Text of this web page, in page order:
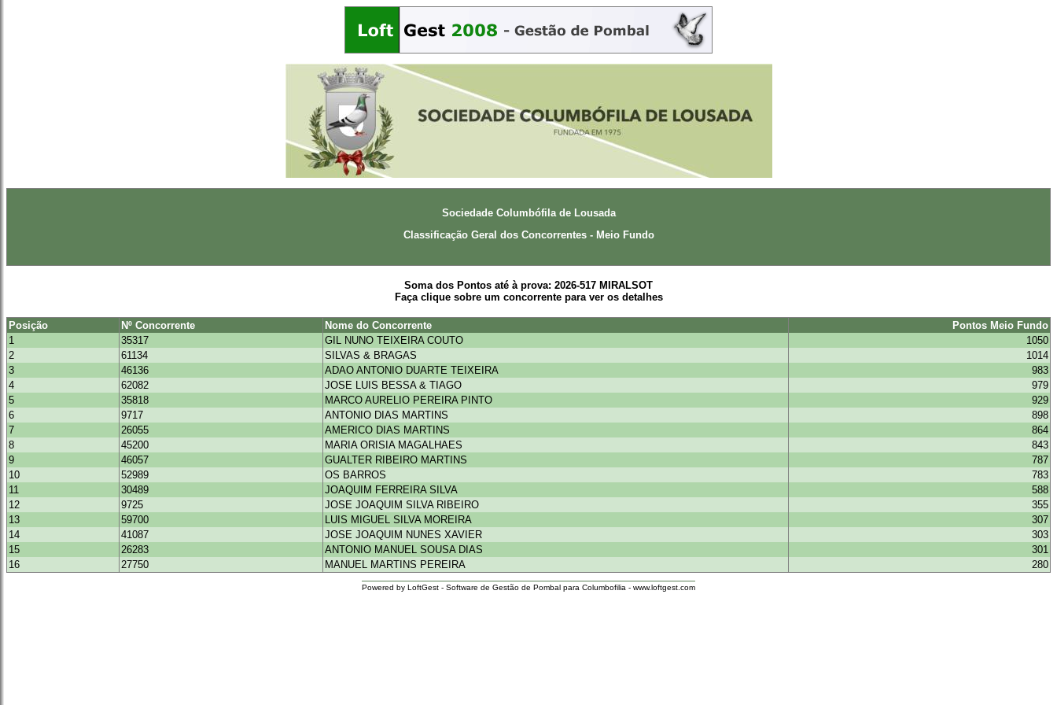
Sociedade Columbófila de Lousada
Classificação Geral dos Concorrentes - Meio Fundo
Soma dos Pontos até à prova: 2026-517 MIRALSOT
Faça clique sobre um concorrente para ver os detalhes
Posição Nº Concorrente Nome do Concorrente
Pontos Meio Fundo
1
35317 GIL NUNO TEIXEIRA COUTO
1050
2
61134 SILVAS & BRAGAS
1014
3
46136 ADAO ANTONIO DUARTE TEIXEIRA
983
4
62082 JOSE LUIS BESSA & TIAGO
979
5
35818 MARCO AURELIO PEREIRA PINTO
929
6
9717 ANTONIO DIAS MARTINS
898
7
26055 AMERICO DIAS MARTINS
864
8
45200 MARIA ORISIA MAGALHAES
843
9
46057 GUALTER RIBEIRO MARTINS
787
10
52989 OS BARROS
783
11
30489 JOAQUIM FERREIRA SILVA
588
12
9725 JOSE JOAQUIM SILVA RIBEIRO
355
13
59700 LUIS MIGUEL SILVA MOREIRA
307
14
41087 JOSE JOAQUIM NUNES XAVIER
303
15
26283 ANTONIO MANUEL SOUSA DIAS
301
16
27750 MANUEL MARTINS PEREIRA 280
Powered by LoftGest - Software de Gestão de Pombal para Columbofilia - www.loftgest.com